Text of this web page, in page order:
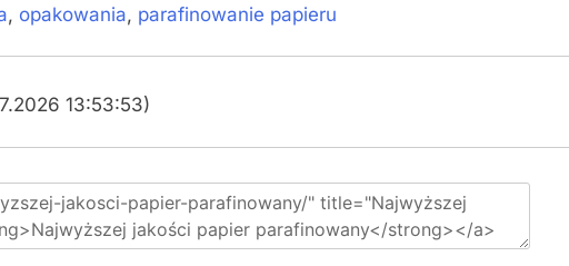
, opakowania, parafinowanie papieru
13:53:53)